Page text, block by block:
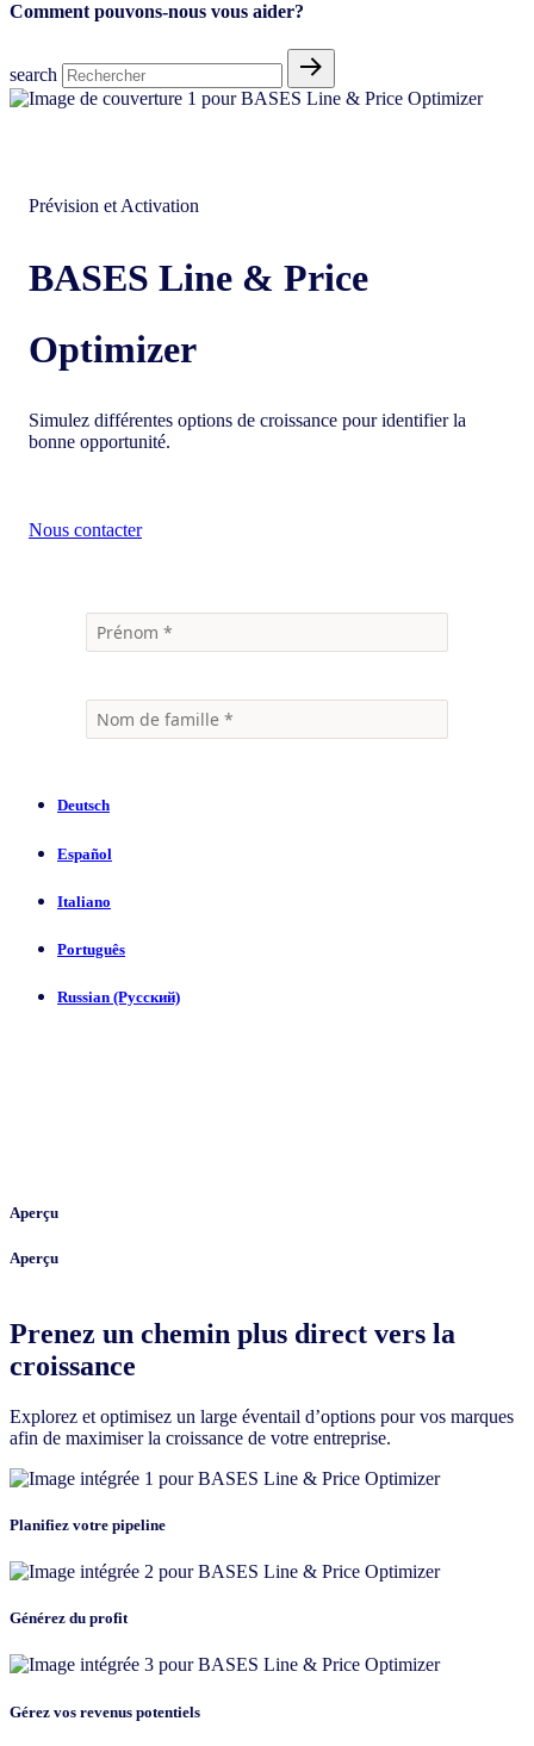
Comment pouvons-nous vous aider?
search
Prévision et Activation
BASES Line & Price
Optimizer
Simulez différentes options de croissance pour identifier la
bonne opportunité.
Nous contacter
Deutsch
Español
Italiano
Português
Russian (Русский)
Aperçu
Aperçu
Prenez un chemin plus direct vers la
croissance
Explorez et optimisez un large éventail d’options pour vos marques
afin de maximiser la croissance de votre entreprise.
Planifiez votre pipeline
Générez du profit
Gérez vos revenus potentiels